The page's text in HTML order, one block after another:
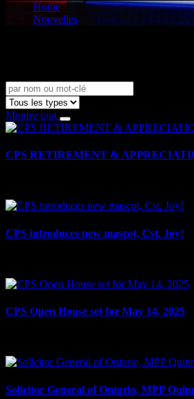
Home
Nouvelles
Montre tout
CPS RETIREMENT &
CPS introduces new mascot, Cst. Joy!
CPS Open House set for May 14, 2025
Solicitor General of Ontario, MPP